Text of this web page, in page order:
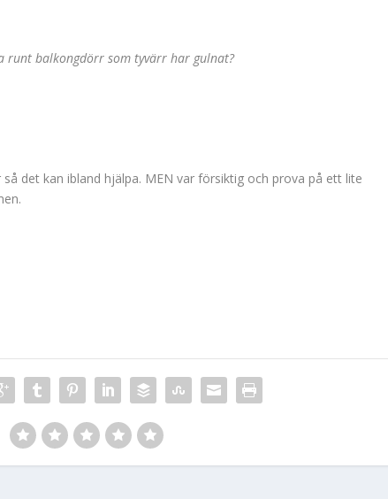
runt balkongdörr som tyvärr har gulnat?
det kan ibland hjälpa. MEN var försiktig och prova på ett lite